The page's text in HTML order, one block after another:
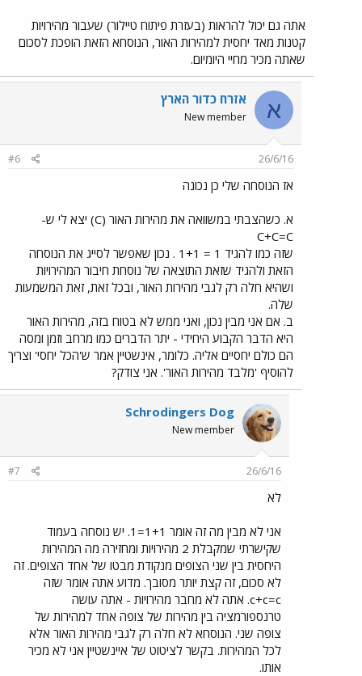
אתה גם יכול להראות (בעזרת פיתוח טיילור) שעבור מהירויות
קטנות מאד יחסית למהירות האור, הנוסחא הזאת הופכת לסכום
שאתה מכיר מחיי היומיום.
א אזרח כדור הארץ
New member
26/6/16
#6
אז הנוסחה שלי כן נכונה
א. כשהצבתי במשוואה את מהירות האור (C) יצא לי ש-
C+C=C
שזה כמו להגיד 1 = 1+1 . נכון שאפשר לסייג את הנוסחה
הזאת ולהגיד שזאת התוצאה של נוסחת חיבור המהירויות
ושהיא חלה רק לגבי מהירות האור, ובכל זאת, זאת המשמעות
שלה.
ב. אם אני מבין נכון, ואני ממש לא בטוח בזה, מהירות האור
היא הדבר הקבוע היחידי - יתר הדברים כמו מרחב וזמן ומסה
הם כולם יחסיים אליה. כלומר, אינשטיין אמר ש'הכל יחסי' וצריך
להוסיף 'מלבד מהירות האור'. אני צודק?
Schrodingers Dog
New member
26/6/16
#7
לא
אני לא מבין מה זה אומר 1+1=1. יש נוסחה בעמוד
שקישרתי שמקבלת 2 מהירויות ומחזירה מה המהירות
היחסית בין שני הצופים מנקודת מבטו של אחד הצופים. זה
לא סכום, זה קצת יותר מסובך. מדוע אתה אומר שזה
c+c=c. אתה לא מחבר מהירויות - אתה עושה
טרנספורמציה בין מהירות של צופה אחד למהירות של
צופה שני. הנוסחא לא חלה רק לגבי מהירות האור אלא
לכל המהירות. בקשר לציטוט של איינשטיין אני לא מכיר
אותו.